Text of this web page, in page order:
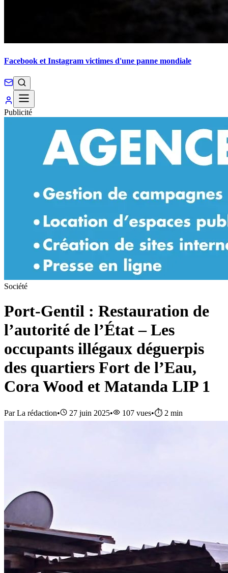
Facebook et Instagram victimes d'une panne mondiale
Publicité
Société
Port-Gentil : Restauration de
l’autorité de l’État – Les
occupants illégaux déguerpis
des quartiers Fort de l’Eau,
Cora Wood et Matanda LIP 1
ParLa rédaction• 27 juin 2025• 107 vues•⏱️ 2 min